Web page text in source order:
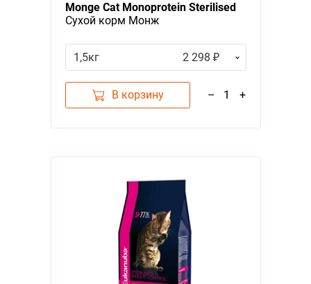
Monge Cat Monoprotein Sterilised
Сухой корм Монж
Стерилизованных кошек Утка
1,5кг 2 298 ₽
В корзину – 1 +